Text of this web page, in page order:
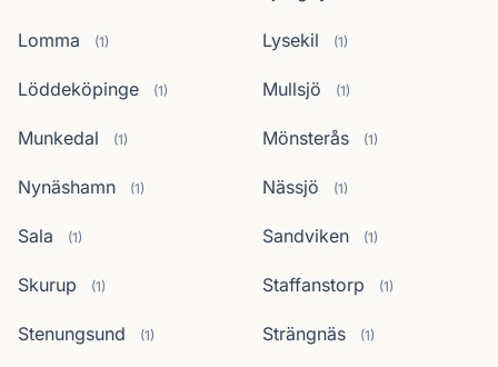
Lomma (1) Lysekil (1)
Löddeköpinge (1) Mullsjö (1)
Munkedal (1) Mönsterås (1)
Nynäshamn (1) Nässjö (1)
Sala (1) Sandviken (1)
Skurup (1) Staffanstorp (1)
Stenungsund (1) Strängnäs (1)